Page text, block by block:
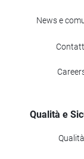
News e
Qualità e
Qualità